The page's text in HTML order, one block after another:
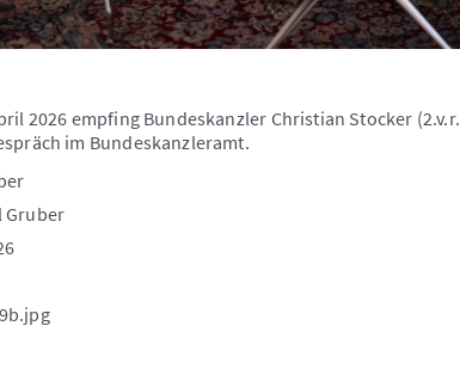
2026 empfing Bundeskanzler Christian Stocker
im Bundeskanzleramt.
Gruber